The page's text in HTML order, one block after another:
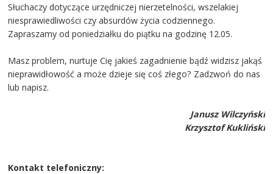
Słuchaczy dotyczące urzędniczej nierzetelności, wszelakiej
niesprawiedliwości czy absurdów życia codziennego.
Zapraszamy od poniedziałku do piątku na godzinę 12.05.
Masz problem, nurtuje Cię jakieś zagadnienie bądź widzisz jakąś
nieprawidłowość a może dzieje się coś złego? Zadzwoń do nas
lub napisz.
Janusz Wilczyński
Krzysztof Kukliński
Kontakt telefoniczny: